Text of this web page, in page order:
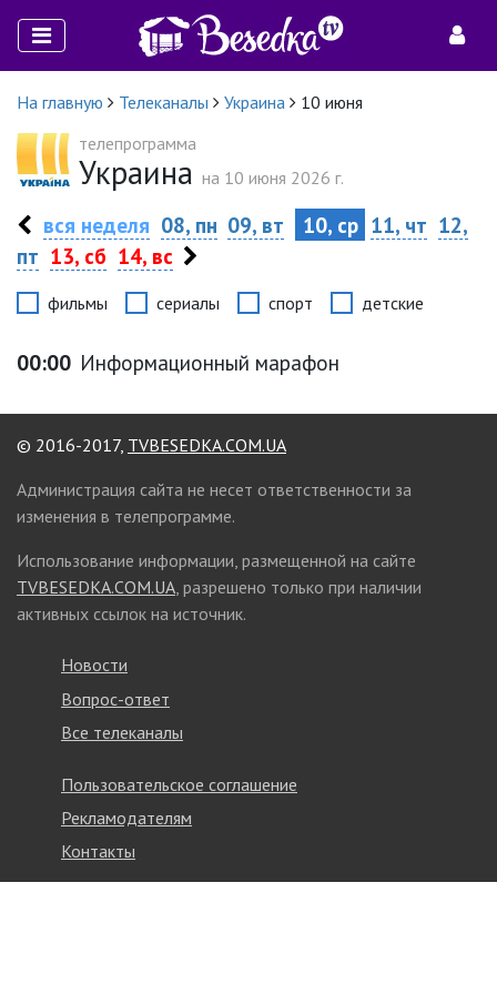
На главную Телеканалы Украина
10 июня
телепрограмма
Украина на 10 июня 2026 г.
вся неделя 08, пн 09, вт 10, ср 11, чт 12,
пт 13, сб 14, вс
фильмы сериалы спорт детские
00:00 Информационный марафон
© 2016-2017, TVBESEDKA.COM.UA
Администрация сайта не несет ответственности за
изменения в телепрограмме.
Использование информации, размещенной на сайте
TVBESEDKA.COM.UA, разрешено только при наличии
активных ссылок на источник.
Новости
Вопрос-ответ
Все телеканалы
Пользовательское соглашение
Рекламодателям
Контакты